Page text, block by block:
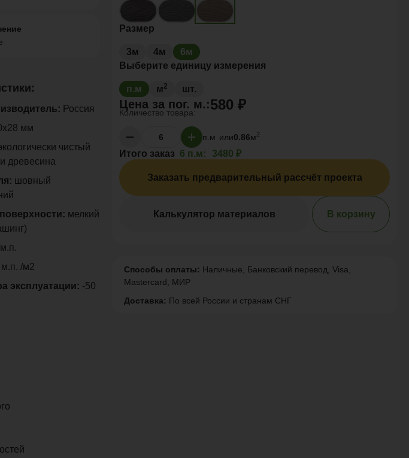
Размер
3м 4м
6м
Выберите единицу измерения
п.м м2 шт.
Цена за пог. м.:580 ₽
Количество товара:
п.м или0.86м2
Итого заказ 6 п.м: 3480 ₽
Заказать предварительный рассчёт проекта
Калькулятор материалов В корзину
Способы оплаты: Наличные, Банковский перевод, Visa,
Mastercard, МИР
Доставка: По всей России и странам СНГ
Россия
мм
чистый
древесина
шовный
мелкий
м.п. /м2
эксплуатации: -50